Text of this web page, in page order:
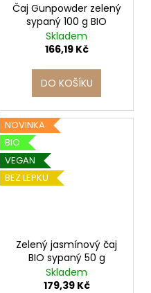
Čaj Gunpowder zelený
sypaný 100 g BIO
Skladem
166,19 Kč
DO KOŠÍKU
NOVINKA
BIO
VEGAN
BEZ LEPKU
Zelený jasmínový čaj
BIO sypaný 50 g
Skladem
179,39 Kč